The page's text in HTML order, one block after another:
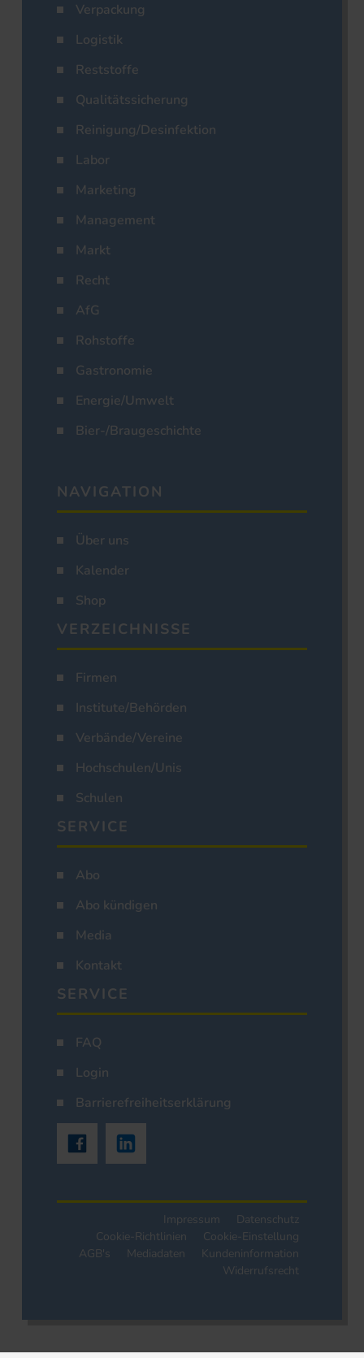
Verpackung
Logistik
Reststoffe
Qualitätssicherung
Reinigung/Desinfektion
Labor
Marketing
Management
Markt
Recht
AfG
Rohstoffe
Gastronomie
Energie/Umwelt
Bier-/Braugeschichte
NAVIGATION
Über uns
Kalender
Shop
VERZEICHNISSE
Firmen
Institute/Behörden
Verbände/Vereine
Hochschulen/Unis
Schulen
SERVICE
Abo
Abo kündigen
Media
Kontakt
SERVICE
FAQ
Login
Barrierefreiheitserklärung
Impressum
Datenschutz
Cookie-Richtlinien
Cookie-Einstellung
AGB's
Mediadaten
Kundeninformation
Widerrufsrecht